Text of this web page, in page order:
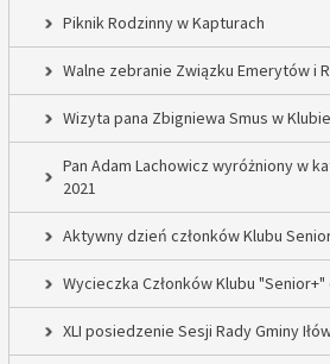
Piknik Rodzinny w Kapturach
Walne zebranie Związku Emerytów i
Wizyta pana Zbigniewa Smus w
Pan Adam Lachowicz wyróżniony w
2021
Aktywny dzień członków Klubu
Wycieczka Członków Klubu
XLI posiedzenie Sesji Rady Gminy